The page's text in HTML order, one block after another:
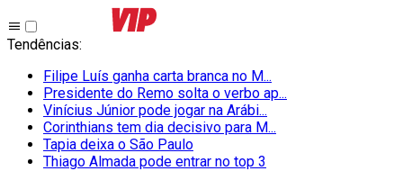
Tendências:
Filipe Luís ganha carta branca no M...
Presidente do Remo solta o verbo ap...
Vinícius Júnior pode jogar na Arábi...
Corinthians tem dia decisivo para M...
Tapia deixa o São Paulo
Thiago Almada pode entrar no top 3